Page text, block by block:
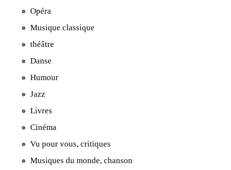
Opéra
Musique classique
théâtre
Danse
Humour
Jazz
Livres
Cinéma
Vu pour vous, critiques
Musiques du monde, chanson